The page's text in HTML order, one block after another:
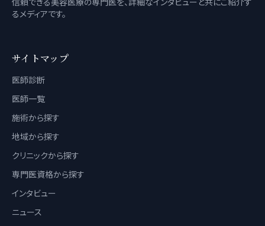
るメディアです。
サイトマップ
医師診断
医師一覧
施術から探す
地域から探す
クリニックから探す
専門医資格から探す
インタビュー
ニュース